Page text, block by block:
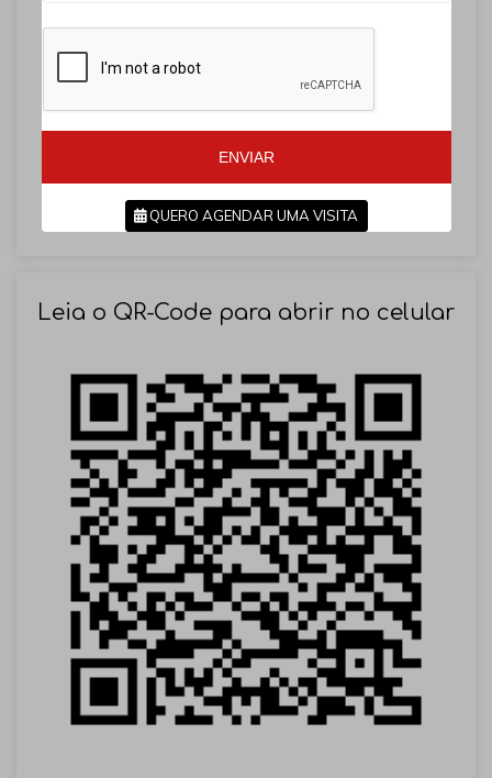
i
l
ENVIAR
QUERO AGENDAR UMA VISITA
Leia o QR-Code para abrir no celular